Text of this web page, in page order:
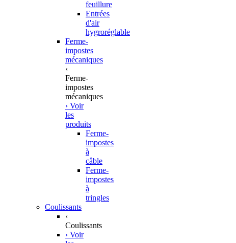
feuillure
Entrées
d'air
hygroréglable
Ferme-
impostes
mécaniques
‹
Ferme-
impostes
mécaniques
› Voir
les
produits
Ferme-
impostes
à
câble
Ferme-
impostes
à
tringles
Coulissants
‹
Coulissants
› Voir